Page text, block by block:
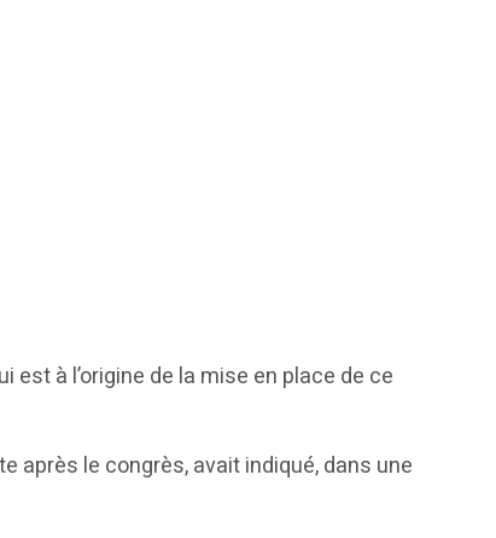
est à l’origine de la mise en place de ce
après le congrès, avait indiqué, dans une